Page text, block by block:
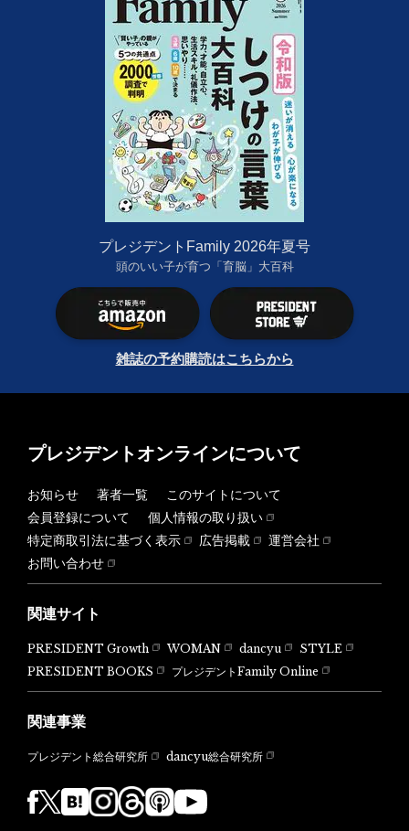
プレジデントFamily 2026年夏号
頭のいい子が育つ「育脳」大百科
雑誌の予約購読はこちらから
プレジデントオンラインについて
お知らせ 著者一覧
このサイトについて
会員登録について
個人情報の取り扱い
特定商取引法に基づく表示
広告掲載
運営会社
お問い合わせ
関連サイト
PRESIDENT Growth WOMAN dancyu
STYLE
PRESIDENT BOOKS
プレジデントFamily Online
関連事業
プレジデント総合研究所 dancyu総合研究所